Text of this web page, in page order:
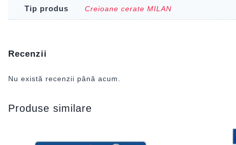
Tip produs Creioane cerate MILAN
Recenzii
Nu există recenzii până acum.
Produse similare